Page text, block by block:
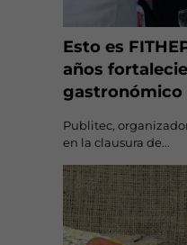
Esto es
años
gastronómico
Publitec,
en la clausura de...